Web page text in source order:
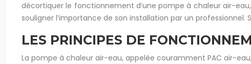
décortiquer le fonctionnement d’une pompe à chaleur air-
souligner l’importance de son installation par un
LES PRINCIPES DE
La pompe à chaleur air-eau, appelée couramment PAC air-